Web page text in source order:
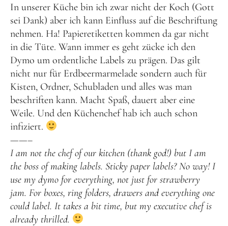
In unserer Küche bin ich zwar nicht der Koch (Gott
sei Dank) aber ich kann Einfluss auf die Beschriftung
nehmen. Ha! Papieretiketten kommen da gar nicht
in die Tüte. Wann immer es geht zücke ich den
Dymo um ordentliche Labels zu prägen. Das gilt
nicht nur für Erdbeermarmelade sondern auch für
Kisten, Ordner, Schubladen und alles was man
beschriften kann. Macht Spaß, dauert aber eine
Weile. Und den Küchenchef hab ich auch schon
infiziert.
——–
I am not the chef of our kitchen (thank god!) but I am
the boss of making labels. Sticky paper labels? No way! I
use my dymo for everything, not just for strawberry
jam. For boxes, ring folders, drawers and everything one
could label. It takes a bit time, but my executive chef is
already thrilled.